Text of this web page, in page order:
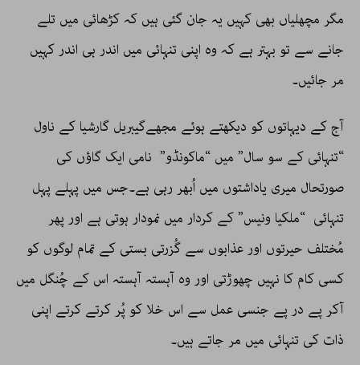
مگر مچھلیاں بھی کہیں یہ جان گئی ہیں کہ کڑھائی میں تلے
جانے سے تو بہتر ہے کہ وہ اپنی تنہائی میں اندر ہی اندر کہیں
مر جائیں۔
آج کے دیہاتوں کو دیکھتے ہوئے مجھےگیبریل گارشیا کے ناول
“تنہائی کے سو سال” میں “ماکونڈو” نامی ایک گاؤں کی
صورتحال میری یاداشتوں میں اُبھر رہی ہے۔جس میں پہلے پہل
تنہائی “ملکیا ونیس” کے کردار میں نمودار ہوتی ہے اور پھر
مُختلف حیرتوں اور عذابوں سے گُزرتی بستی کے تمام لوگوں کو
کسی کام کا نہیں چھوڑتی اور وہ آہستہ آہستہ اس کے چُنگل میں
آکر پے در پے جنسی عمل سے اس خلا کو پُر کرتے کرتے اپنی
ذات کی تنہائی میں مر جاتے ہیں۔